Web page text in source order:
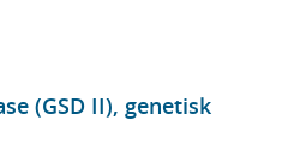
(GSD II), genetisk